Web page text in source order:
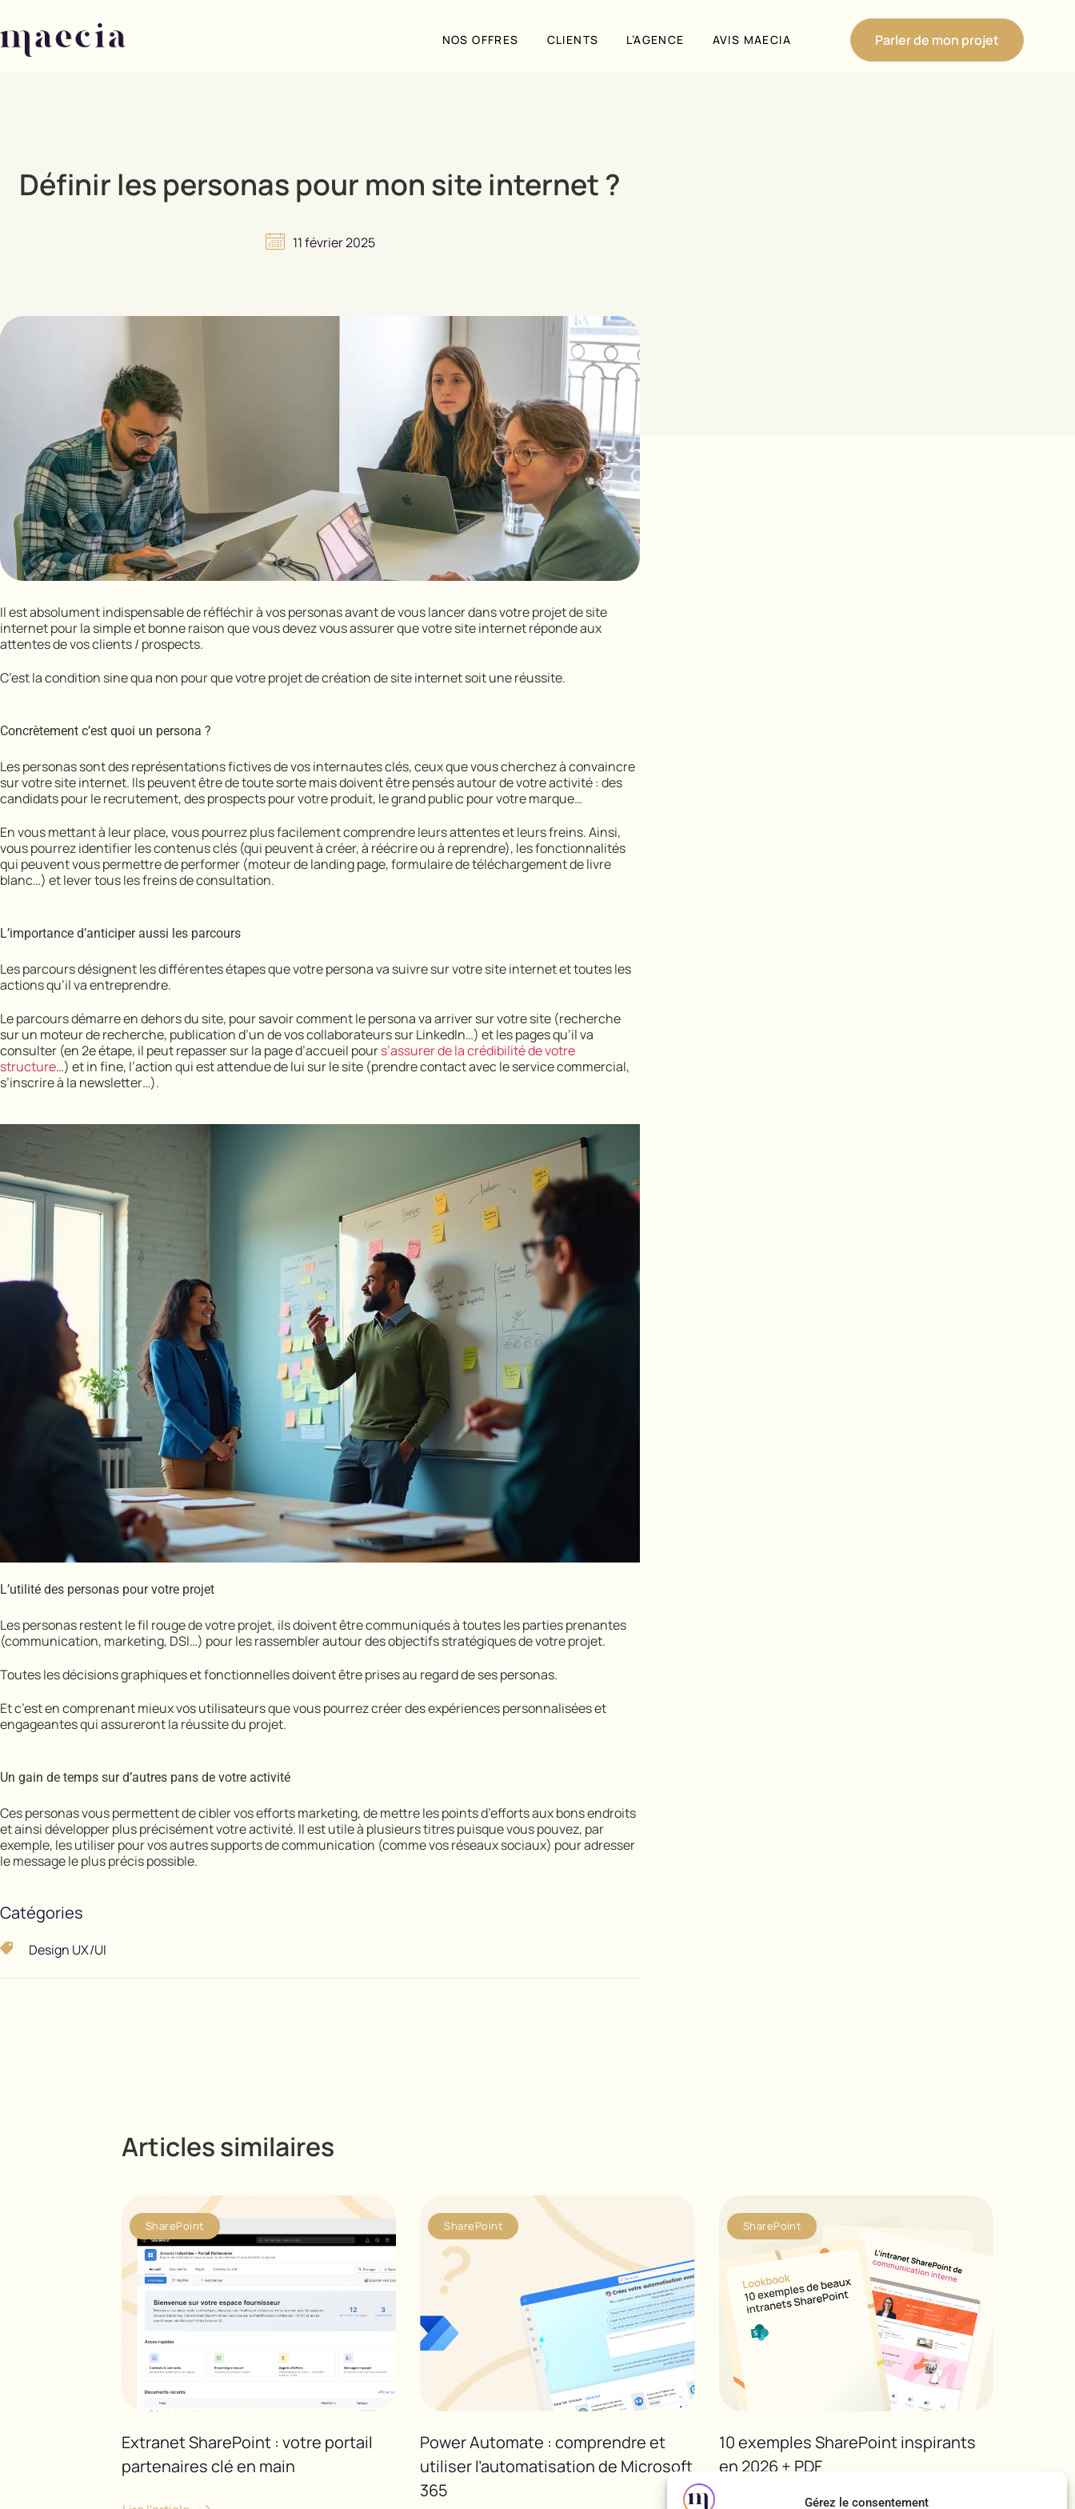
Gérez le consentement
NOS OFFRES CLIENTS L’AGENCE AVIS MAECIA Parler de mon projet
Définir les personas pour mon site internet ?
11 février 2025
Il est absolument indispensable de réfléchir à vos personas avant de vous lancer dans votre projet de site
internet pour la simple et bonne raison que vous devez vous assurer que votre site internet réponde aux
attentes de vos clients / prospects.
C’est la condition sine qua non pour que votre projet de création de site internet soit une réussite.
Concrètement c’est quoi un persona ?
Les personas sont des représentations fictives de vos internautes clés, ceux que vous cherchez à convaincre
sur votre site internet. Ils peuvent être de toute sorte mais doivent être pensés autour de votre activité : des
candidats pour le recrutement, des prospects pour votre produit, le grand public pour votre marque…
En vous mettant à leur place, vous pourrez plus facilement comprendre leurs attentes et leurs freins. Ainsi,
vous pourrez identifier les contenus clés (qui peuvent à créer, à réécrire ou à reprendre), les fonctionnalités
qui peuvent vous permettre de performer (moteur de landing page, formulaire de téléchargement de livre
blanc…) et lever tous les freins de consultation.
L’importance d’anticiper aussi les parcours
Les parcours désignent les différentes étapes que votre persona va suivre sur votre site internet et toutes les
actions qu’il va entreprendre.
Le parcours démarre en dehors du site, pour savoir comment le persona va arriver sur votre site (recherche
sur un moteur de recherche, publication d’un de vos collaborateurs sur LinkedIn…) et les pages qu’il va
consulter (en 2e étape, il peut repasser sur la page d’accueil pours’assurer de la crédibilité de votre
structure…) et in fine, l’action qui est attendue de lui sur le site (prendre contact avec le service commercial,
s’inscrire à la newsletter…).
L’utilité des personas pour votre projet
Les personas restent le fil rouge de votre projet, ils doivent être communiqués à toutes les parties prenantes
(communication, marketing, DSI…) pour les rassembler autour des objectifs stratégiques de votre projet.
Toutes les décisions graphiques et fonctionnelles doivent être prises au regard de ses personas.
Et c’est en comprenant mieux vos utilisateurs que vous pourrez créer des expériences personnalisées et
engageantes qui assureront la réussite du projet.
Un gain de temps sur d’autres pans de votre activité
Ces personas vous permettent de cibler vos efforts marketing, de mettre les points d’efforts aux bons endroits
et ainsi développer plus précisément votre activité. Il est utile à plusieurs titres puisque vous pouvez, par
exemple, les utiliser pour vos autres supports de communication (comme vos réseaux sociaux) pour adresser
le message le plus précis possible.
Catégories
Design UX/UI
Articles similaires
SharePoint
Extranet SharePoint : votre portail
partenaires clé en main
SharePoint
Power Automate : comprendre et
utiliser l’automatisation de Microsoft
365
SharePoint
10 exemples SharePoint inspirants
en 2026 + PDF